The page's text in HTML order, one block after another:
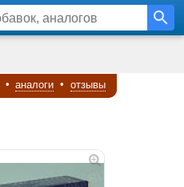
• аналоги • отзывы